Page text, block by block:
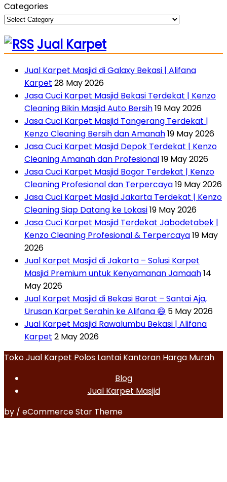
Categories
Jual Karpet
Jual Karpet Masjid di Galaxy Bekasi | Alifana
Karpet 28 May 2026
Jasa Cuci Karpet Masjid Bekasi Terdekat | Kenzo
Cleaning Bikin Masjid Auto Bersih19 May 2026
Jasa Cuci Karpet Masjid Tangerang Terdekat |
Kenzo Cleaning Bersih dan Amanah19 May 2026
Jasa Cuci Karpet Masjid Depok Terdekat | Kenzo
Cleaning Amanah dan Profesional19 May 2026
Jasa Cuci Karpet Masjid Bogor Terdekat | Kenzo
Cleaning Profesional dan Terpercaya19 May 2026
Jasa Cuci Karpet Masjid Jakarta Terdekat | Kenzo
Cleaning Siap Datang ke Lokasi19 May 2026
Jasa Cuci Karpet Masjid Terdekat Jabodetabek |
Kenzo Cleaning Profesional & Terpercaya19 May
2026
Jual Karpet Masjid di Jakarta – Solusi Karpet
Masjid Premium untuk Kenyamanan Jamaah14
May 2026
Jual Karpet Masjid di Bekasi Barat – Santai Aja,
Urusan Karpet Serahin ke Alifana 😄 5 May 2026
Jual Karpet Masjid Rawalumbu Bekasi | Alifana
Karpet 2 May 2026
Toko Jual Karpet Polos Lantai Kantoran Harga Murah
Blog
Jual Karpet Masjid
by / eCommerce Star Theme